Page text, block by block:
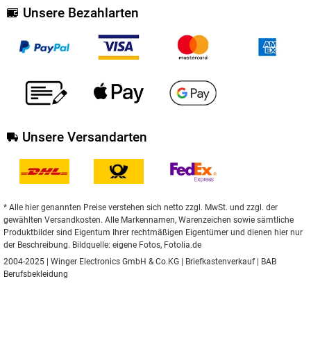
Unsere Bezahlarten
Unsere Versandarten
* Alle hier genannten Preise verstehen sich netto zzgl. MwSt. und zzgl. der
gewählten Versandkosten. Alle Markennamen, Warenzeichen sowie sämtliche
Produktbilder sind Eigentum Ihrer rechtmäßigen Eigentümer und dienen hier nur
der Beschreibung. Bildquelle: eigene Fotos, Fotolia.de
2004-2025 | Winger Electronics GmbH & Co.KG |
Briefkastenverkauf|
BAB
Berufsbekleidung